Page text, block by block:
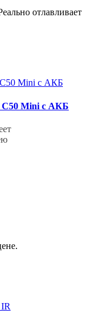
отлавливает
C50 Mini с АКБ